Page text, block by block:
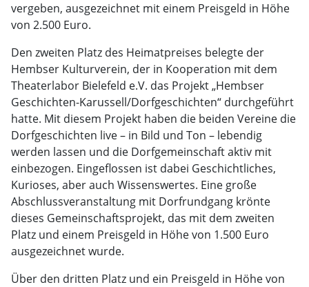
vergeben, ausgezeichnet mit einem Preisgeld in Höhe
von 2.500 Euro.
Den zweiten Platz des Heimatpreises belegte der
Hembser Kulturverein, der in Kooperation mit dem
Theaterlabor Bielefeld e.V. das Projekt „Hembser
Geschichten-Karussell/Dorfgeschichten“ durchgeführt
hatte. Mit diesem Projekt haben die beiden Vereine die
Dorfgeschichten live – in Bild und Ton – lebendig
werden lassen und die Dorfgemeinschaft aktiv mit
einbezogen. Eingeflossen ist dabei Geschichtliches,
Kurioses, aber auch Wissenswertes. Eine große
Abschlussveranstaltung mit Dorfrundgang krönte
dieses Gemeinschaftsprojekt, das mit dem zweiten
Platz und einem Preisgeld in Höhe von 1.500 Euro
ausgezeichnet wurde.
Über den dritten Platz und ein Preisgeld in Höhe von